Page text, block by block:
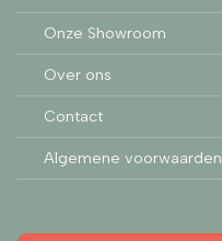
Onze Showroom
Over ons
Contact
Algemene voorwaarden